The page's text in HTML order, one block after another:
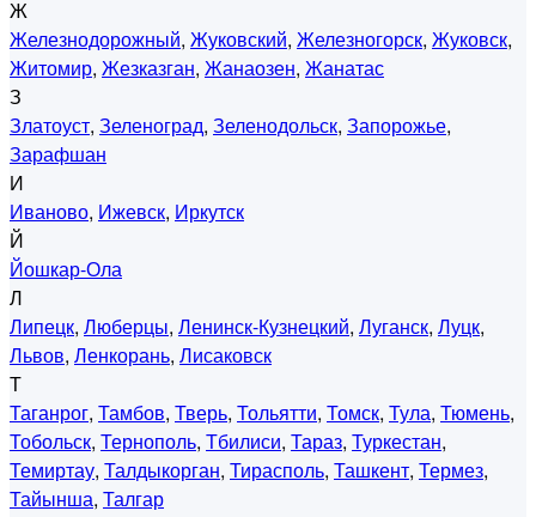
Ж
Железнодорожный, Жуковский, Железногорск, Жуковск,
Житомир, Жезказган, Жанаозен, Жанатас
З
Златоуст, Зеленоград, Зеленодольск, Запорожье,
Зарафшан
И
Иваново, Ижевск, Иркутск
Й
Йошкар-Ола
Л
Липецк, Люберцы, Ленинск-Кузнецкий, Луганск, Луцк,
Львов, Ленкорань, Лисаковск
Т
Таганрог, Тамбов, Тверь, Тольятти, Томск, Тула, Тюмень,
Тобольск, Тернополь, Тбилиси, Тараз, Туркестан,
Темиртау, Талдыкорган, Тирасполь, Ташкент, Термез,
Тайынша, Талгар